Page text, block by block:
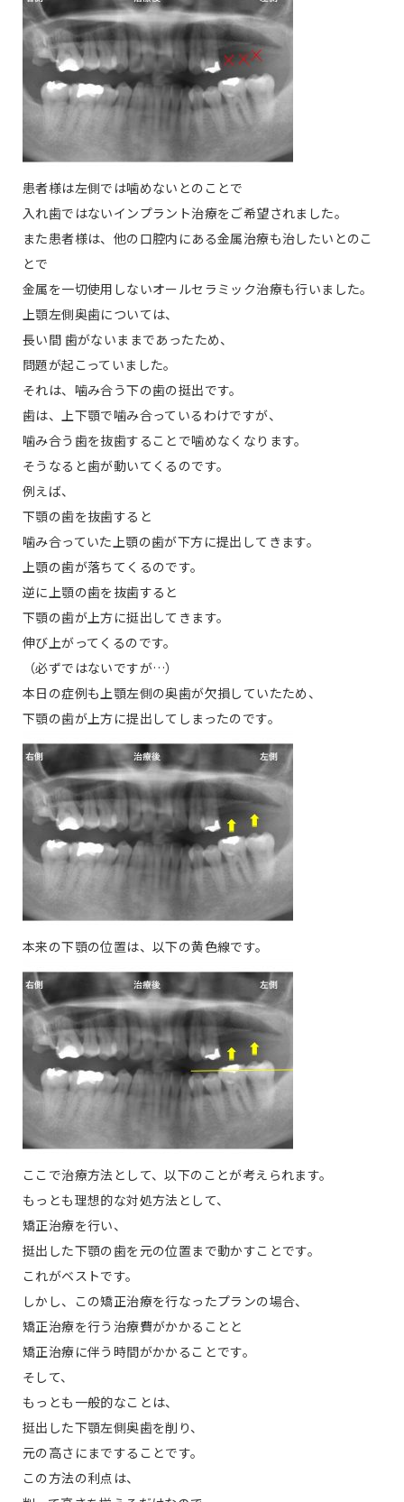
患者様は左側では噛めないとのことで
入れ歯ではないインプラント治療をご希望されました。
また患者様は、他の口腔内にある金属治療も治したいとのこ
とで
金属を一切使用しないオールセラミック治療も行いました。
上顎左側奥歯については、
長い間 歯がないままであったため、
問題が起こっていました。
それは、噛み合う下の歯の挺出です。
歯は、上下顎で噛み合っているわけですが、
噛み合う歯を抜歯することで噛めなくなります。
そうなると歯が動いてくるのです。
例えば、
下顎の歯を抜歯すると
噛み合っていた上顎の歯が下方に提出してきます。
上顎の歯が落ちてくるのです。
逆に上顎の歯を抜歯すると
下顎の歯が上方に挺出してきます。
伸び上がってくるのです。
（必ずではないですが…）
本日の症例も上顎左側の奥歯が欠損していたため、
下顎の歯が上方に提出してしまったのです。
本来の下顎の位置は、以下の黄色線です。
ここで治療方法として、以下のことが考えられます。
もっとも理想的な対処方法として、
矯正治療を行い、
挺出した下顎の歯を元の位置まで動かすことです。
これがベストです。
しかし、この矯正治療を行なったプランの場合、
矯正治療を行う治療費がかかることと
矯正治療に伴う時間がかかることです。
そして、
もっとも一般的なことは、
挺出した下顎左側奥歯を削り、
元の高さにまですることです。
この方法の利点は、